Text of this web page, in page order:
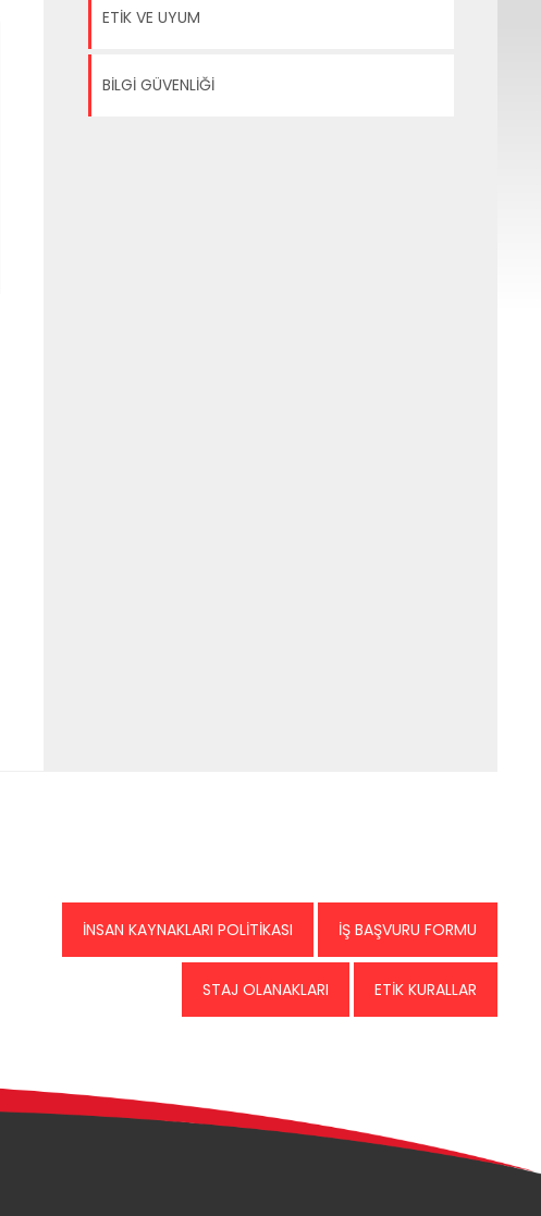
ETİK VE UYUM
BİLGİ GÜVENLİĞİ
İNSAN KAYNAKLARI POLİTİKASI İŞ BAŞVURU FORMU
STAJ OLANAKLARI ETİK KURALLAR